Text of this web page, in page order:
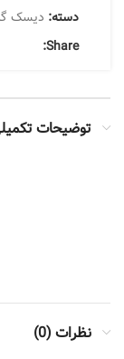
دسته: دیسک
Share:
توضیحات
نظرات (0)